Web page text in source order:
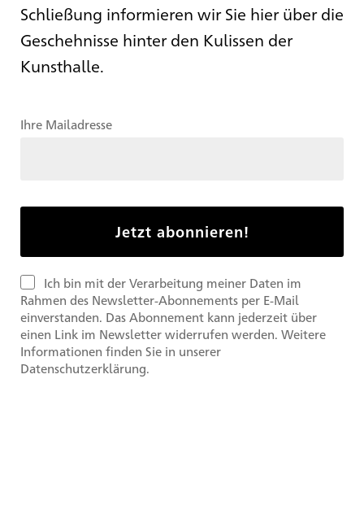
Schließung informieren wir Sie hier über die
Geschehnisse hinter den Kulissen der
Kunsthalle.
Ihre Mailadresse
Ich bin mit der Verarbeitung meiner Daten im
Rahmen des Newsletter-Abonnements per E-Mail
einverstanden. Das Abonnement kann jederzeit über
einen Link im Newsletter widerrufen werden. Weitere
Informationen finden Sie in unserer
Datenschutzerklärung.